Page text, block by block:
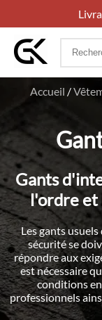
Accueil /
Gants
l'ordre et
Les gants
sécurité se
répondre aux
est nécessaire
conditions
professionnels